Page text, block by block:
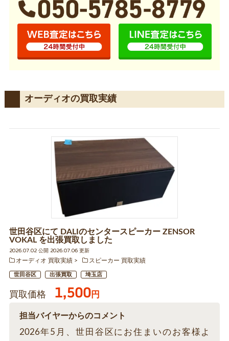
オーディオの買取実績
世田谷区にて DALIのセンタースピーカー ZENSOR
VOKAL を出張買取しました
2026.07.02 公開 2026.07.06 更新
オーディオ 買取実績
スピーカー 買取実績
世田谷区 出張買取 埼玉店
買取価格 1,500円
担当バイヤーからのコメント
2026年5月、世田谷区にお住まいのお客様よ